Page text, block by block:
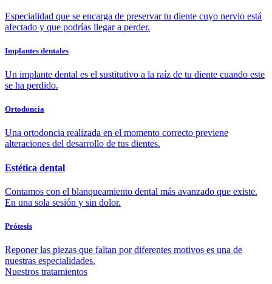
Especialidad que se encarga de preservar tu diente cuyo nervio está
afectado y que podrías llegar a perder.
Implantes dentales
Un implante dental es el sustitutivo a la raíz de tu diente cuando este
se ha perdido.
Ortodoncia
Una ortodoncia realizada en el momento correcto previene
alteraciones del desarrollo de tus dientes.
Estética dental
Contamos con el blanqueamiento dental más avanzado que existe.
En una sola sesión y sin dolor.
Prótesis
Reponer las piezas que faltan por diferentes motivos es una de
nuestras especialidades.
Nuestros tratamientos